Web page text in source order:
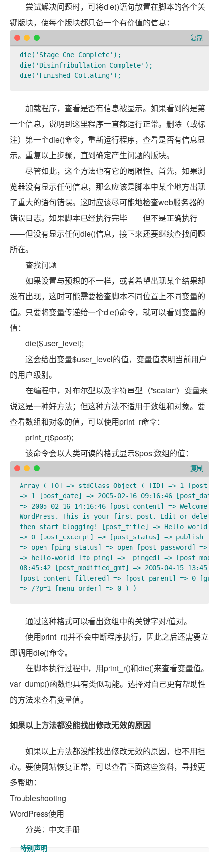
尝试解决问题时，可将die()语句散置在脚本的各个关
键版块，使每个版块都具备一个有价值的信息：
die('Stage One Complete');
die('Disinfribullation Complete');
die('Finished Collating');
复制
加载程序，查看是否有信息被显示。如果看到的是第
一个信息，说明到这里程序一直都运行正常。删除（或标
注）第一个die()命令，重新运行程序，查看是否有信息显
示。重复以上步骤，直到确定产生问题的版块。
尽管如此，这个方法也有它的局限性。首先，如果浏
览器没有显示任何信息，那么应该是脚本中某个地方出现
了重大的语句错误。这时应该尽可能地检查web服务器的
错误日志。如果脚本已经执行完毕——但不是正确执行
——但没有显示任何die()信息，接下来还要继续查找问题
所在。
查找问题
如果设置与预想的不一样，或者希望出现某个结果却
没有出现，这时可能需要检查脚本不同位置上不同变量的
值。只要将变量传递给一个die()命令，就可以看到变量的
值：
die($user_level);
这会给出变量$user_level的值，变量值表明当前用户
的用户级别。
在编程中，对布尔型以及字符串型（”scalar“）变量来
说这是一种好方法；但这种方法不适用于数组和对象。要
查看数组和对象的值，可以使用print_r命令：
print_r($post);
该命令会以人类可读的格式显示$post数组的值：
Array ( [0] => stdClass Object ( [ID] => 1
=> 1 [post_date] => 2005-02-16 09:16:46
=> 2005-02-16 14:16:46 [post_content] => Welcome
WordPress. This is your first post. Edit or
then start blogging! [post_title] => Hello world!
=> 0 [post_excerpt] => [post_status] => publish
=> open [ping_status] => open [post_password] =>
=> hello-world [to_ping] => [pinged] =>
08:45:42 [post_modified_gmt] => 2005-04-15
[post_content_filtered] => [post_parent] => 0
=> /?p=1 [menu_order] => 0 ) )
复制
通过这种格式可以看出数组中的关键字对/值对。
使用print_r()并不会中断程序执行，因此之后还需要立
即调用die()命令。
在脚本执行过程中，用print_r()和die()来查看变量值。
var_dump()函数也具有类似功能。选择对自己更有帮助性
的方法来查看变量值。
如果以上方法都没能找出修改无效的原因
如果以上方法都没能找出修改无效的原因，也不用担
心。要使网站恢复正常，可以查看下面这些资料，寻找更
多帮助：
Troubleshooting
WordPress使用
分类：中文手册